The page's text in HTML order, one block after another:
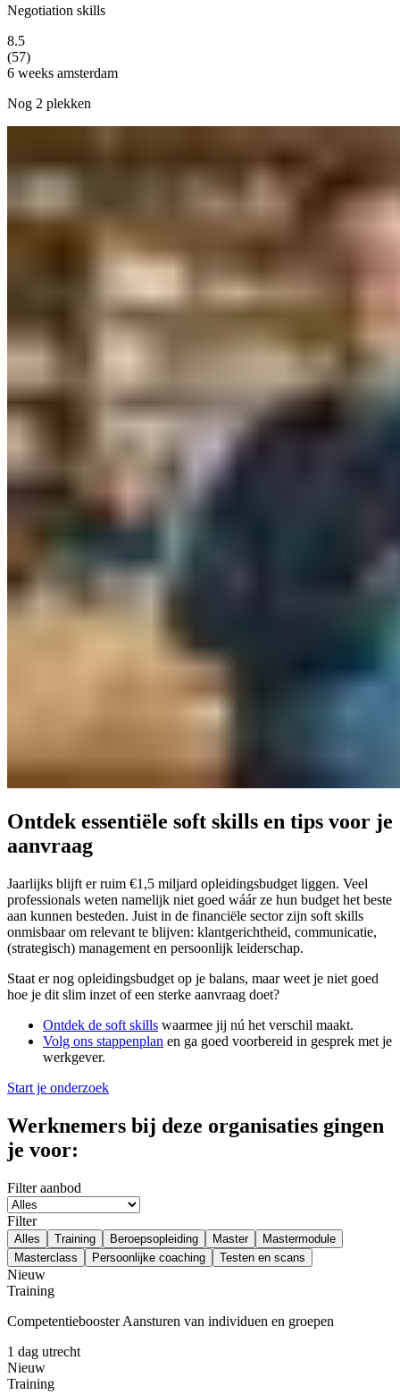
Negotiation skills
8.5
(57)
6 weeks amsterdam
Nog 2 plekken
Ontdek essentiële soft skills en tips voor je
aanvraag
Jaarlijks blijft er ruim €1,5 miljard opleidingsbudget liggen. Veel
professionals weten namelijk niet goed wáár ze hun budget het beste
aan kunnen besteden. Juist in de financiële sector zijn soft skills
onmisbaar om relevant te blijven: klantgerichtheid, communicatie,
(strategisch) management en persoonlijk leiderschap.
Staat er nog opleidingsbudget op je balans, maar weet je niet goed
hoe je dit slim inzet of een sterke aanvraag doet?
Ontdek de soft skills waarmee jij nú het verschil maakt.
Volg ons stappenplan en ga goed voorbereid in gesprek met je
werkgever.
Start je onderzoek
Werknemers bij deze organisaties gingen
je voor:
Filter aanbod
Filter
Alles Training Beroepsopleiding Master
Mastermodule
Masterclass
Persoonlijke coaching Testen en scans
Nieuw
Training
Competentiebooster Aansturen van individuen en groepen
1 dag utrecht
Nieuw
Training